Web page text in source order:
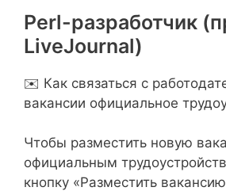
Perl-разработчик
LiveJournal)
✉️ Как связаться с
вакансии официальное
Чтобы разместить новую
официальным
кнопку «Разместить